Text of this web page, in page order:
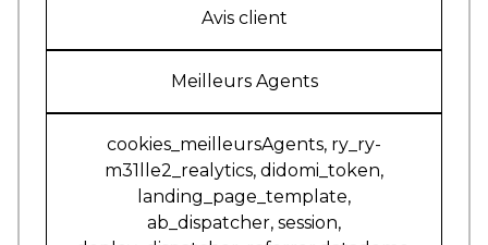
Avis client
Meilleurs Agents
cookies_meilleursAgents, ry_ry-
m31lle2_realytics, didomi_token,
landing_page_template,
ab_dispatcher, session,